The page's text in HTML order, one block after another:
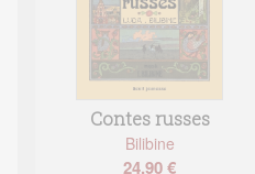
Contes russes
Bilibine
24,90 €